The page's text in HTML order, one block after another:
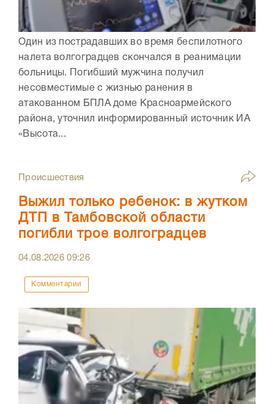
Один из пострадавших во время беспилотного
налета волгоградцев скончался в реанимации
больницы. Погибший мужчина получил
несовместимые с жизнью ранения в
атакованном БПЛА доме Красноармейского
района, уточнил информированный источник ИА
«Высота...
Происшествия
Выжил только ребенок: в жутком
ДТП в Тамбовской области
погибли трое волгоградцев
04.08.202609:26
Комментарии